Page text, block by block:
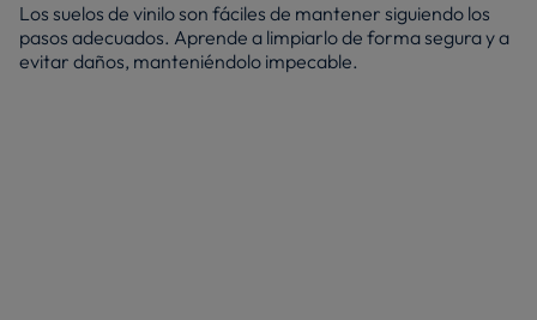
Los suelos de vinilo son fáciles de mantener siguiendo los
pasos adecuados. Aprende a limpiarlo de forma segura y a
evitar daños, manteniéndolo impecable.